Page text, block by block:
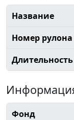
Название
Номер рулона
Длительность
Фонд